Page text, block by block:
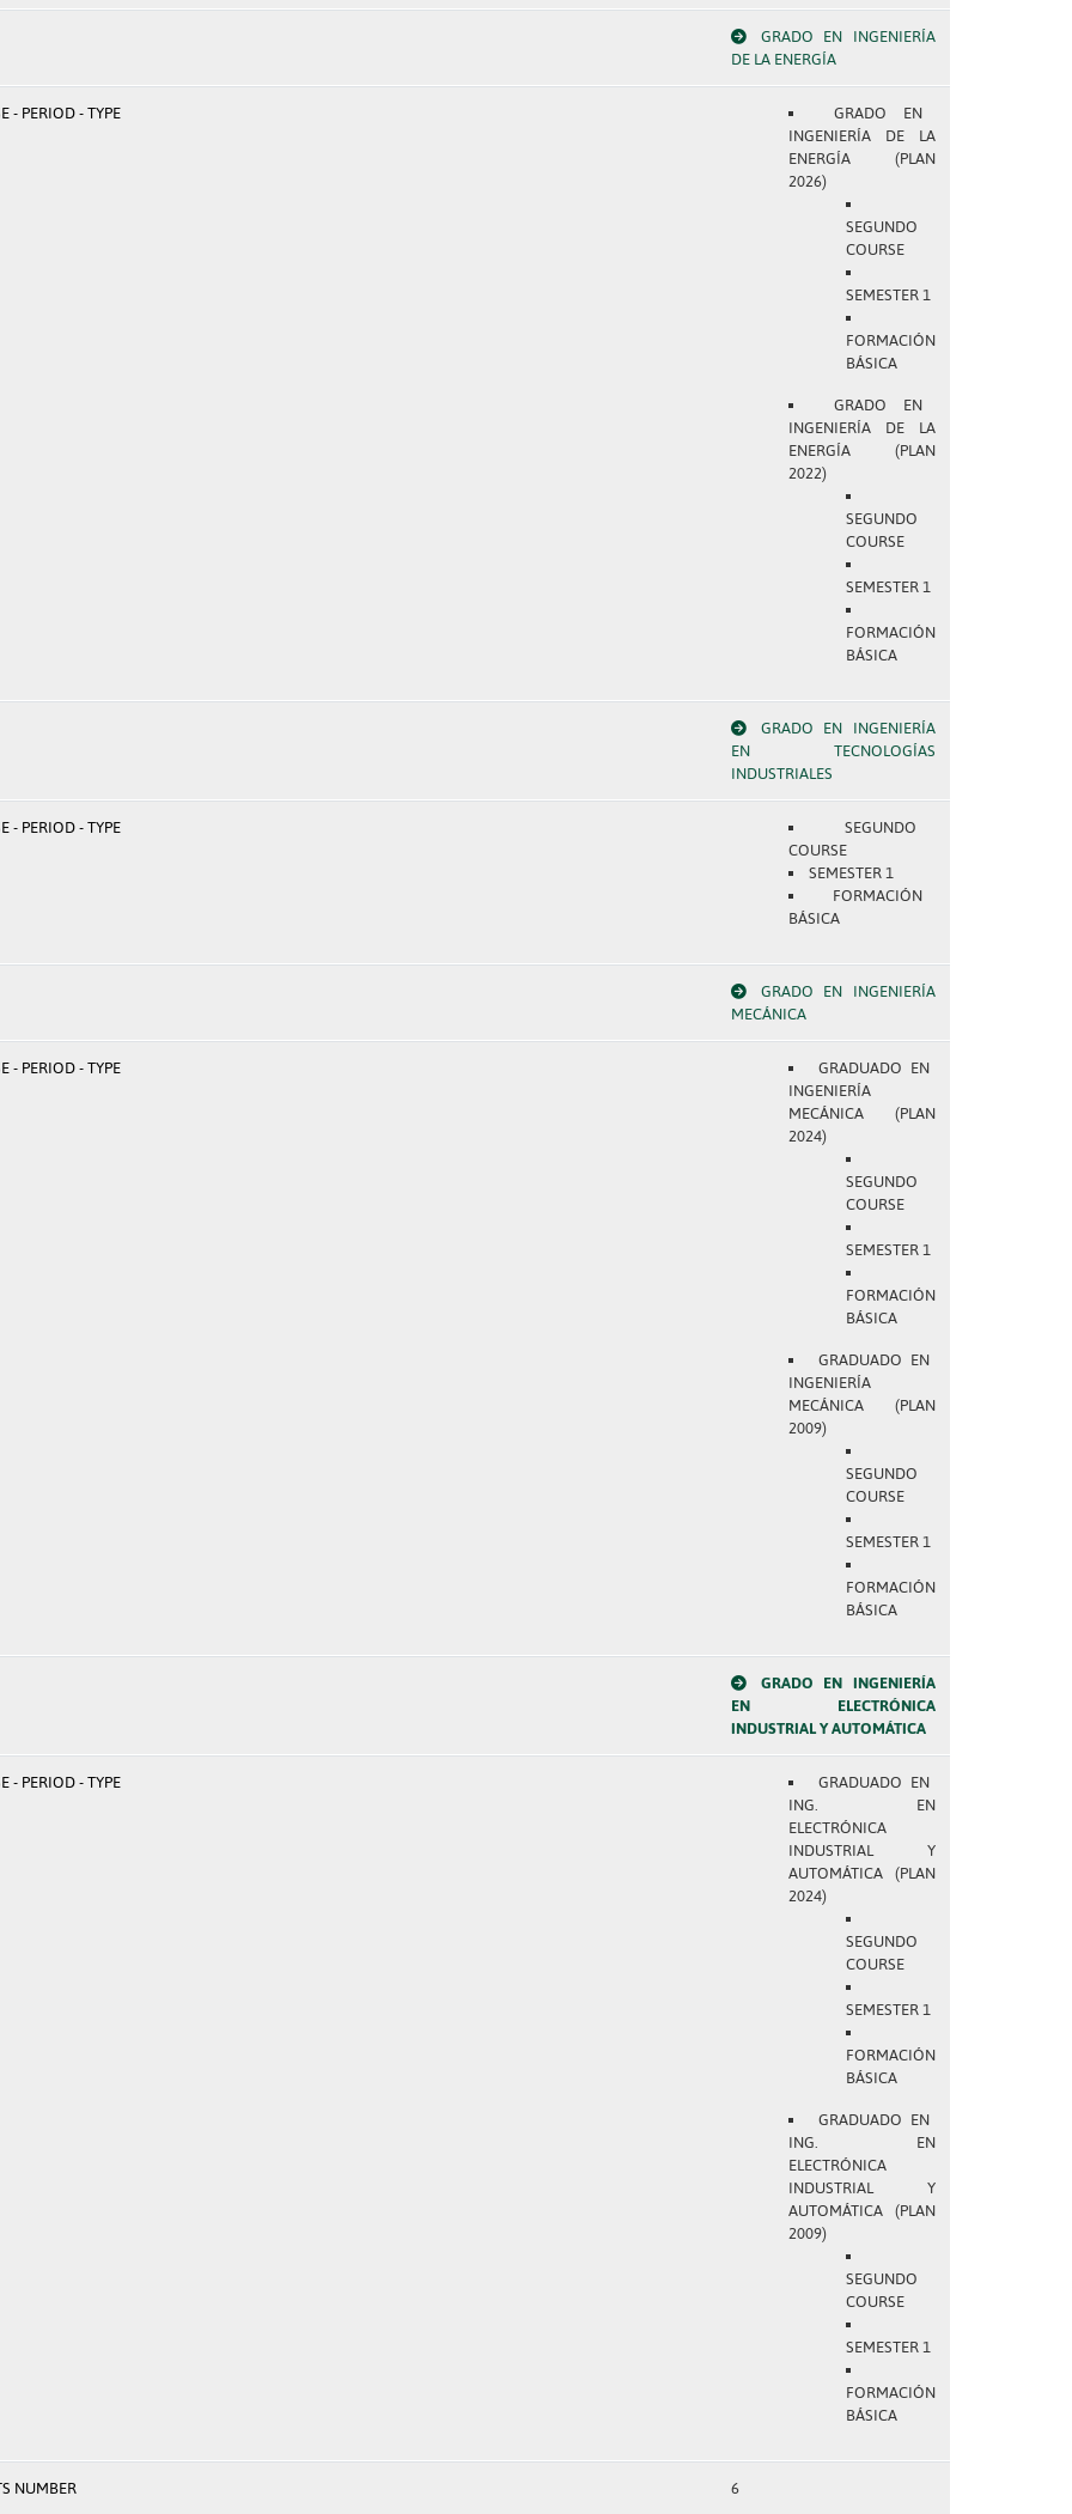
GRADO EN INGENIERÍA
DE LA ENERGÍA
- PERIOD - TYPE
GRADO EN
INGENIERÍA DE LA
ENERGÍA (PLAN
2026)
SEGUNDO
COURSE
SEMESTER 1
FORMACIÓN
BÁSICA
GRADO EN
INGENIERÍA DE LA
ENERGÍA (PLAN
2022)
SEGUNDO
COURSE
SEMESTER 1
FORMACIÓN
BÁSICA
GRADO EN INGENIERÍA
EN TECNOLOGÍAS
INDUSTRIALES
- PERIOD - TYPE
SEGUNDO
COURSE
SEMESTER 1
FORMACIÓN
BÁSICA
GRADO EN INGENIERÍA
MECÁNICA
- PERIOD - TYPE
GRADUADO EN
INGENIERÍA
MECÁNICA (PLAN
2024)
SEGUNDO
COURSE
SEMESTER 1
FORMACIÓN
BÁSICA
GRADUADO EN
INGENIERÍA
MECÁNICA (PLAN
2009)
SEGUNDO
COURSE
SEMESTER 1
FORMACIÓN
BÁSICA
GRADO EN INGENIERÍA
EN ELECTRÓNICA
INDUSTRIAL Y AUTOMÁTICA
- PERIOD - TYPE
GRADUADO EN
ING. EN
ELECTRÓNICA
INDUSTRIAL Y
AUTOMÁTICA (PLAN
2024)
SEGUNDO
COURSE
SEMESTER 1
FORMACIÓN
BÁSICA
GRADUADO EN
ING. EN
ELECTRÓNICA
INDUSTRIAL Y
AUTOMÁTICA (PLAN
2009)
SEGUNDO
COURSE
SEMESTER 1
FORMACIÓN
BÁSICA
NUMBER 6